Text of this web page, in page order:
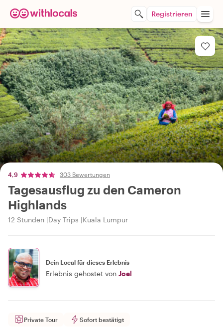
Registrieren
4,9 303 Bewertungen
Tagesausflug zu den Cameron
Highlands
12 Stunden Day Trips Kuala Lumpur
Dein Local für dieses Erlebnis
Erlebnis gehostet von Joel
Private Tour Sofort bestätigt